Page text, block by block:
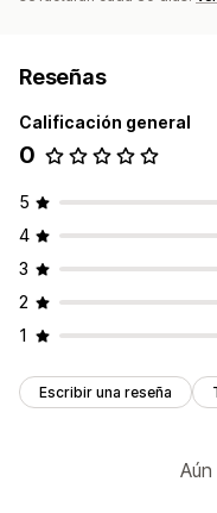
Reseñas
Calificación general
0
5
4
3
2
1
Escribir una reseña